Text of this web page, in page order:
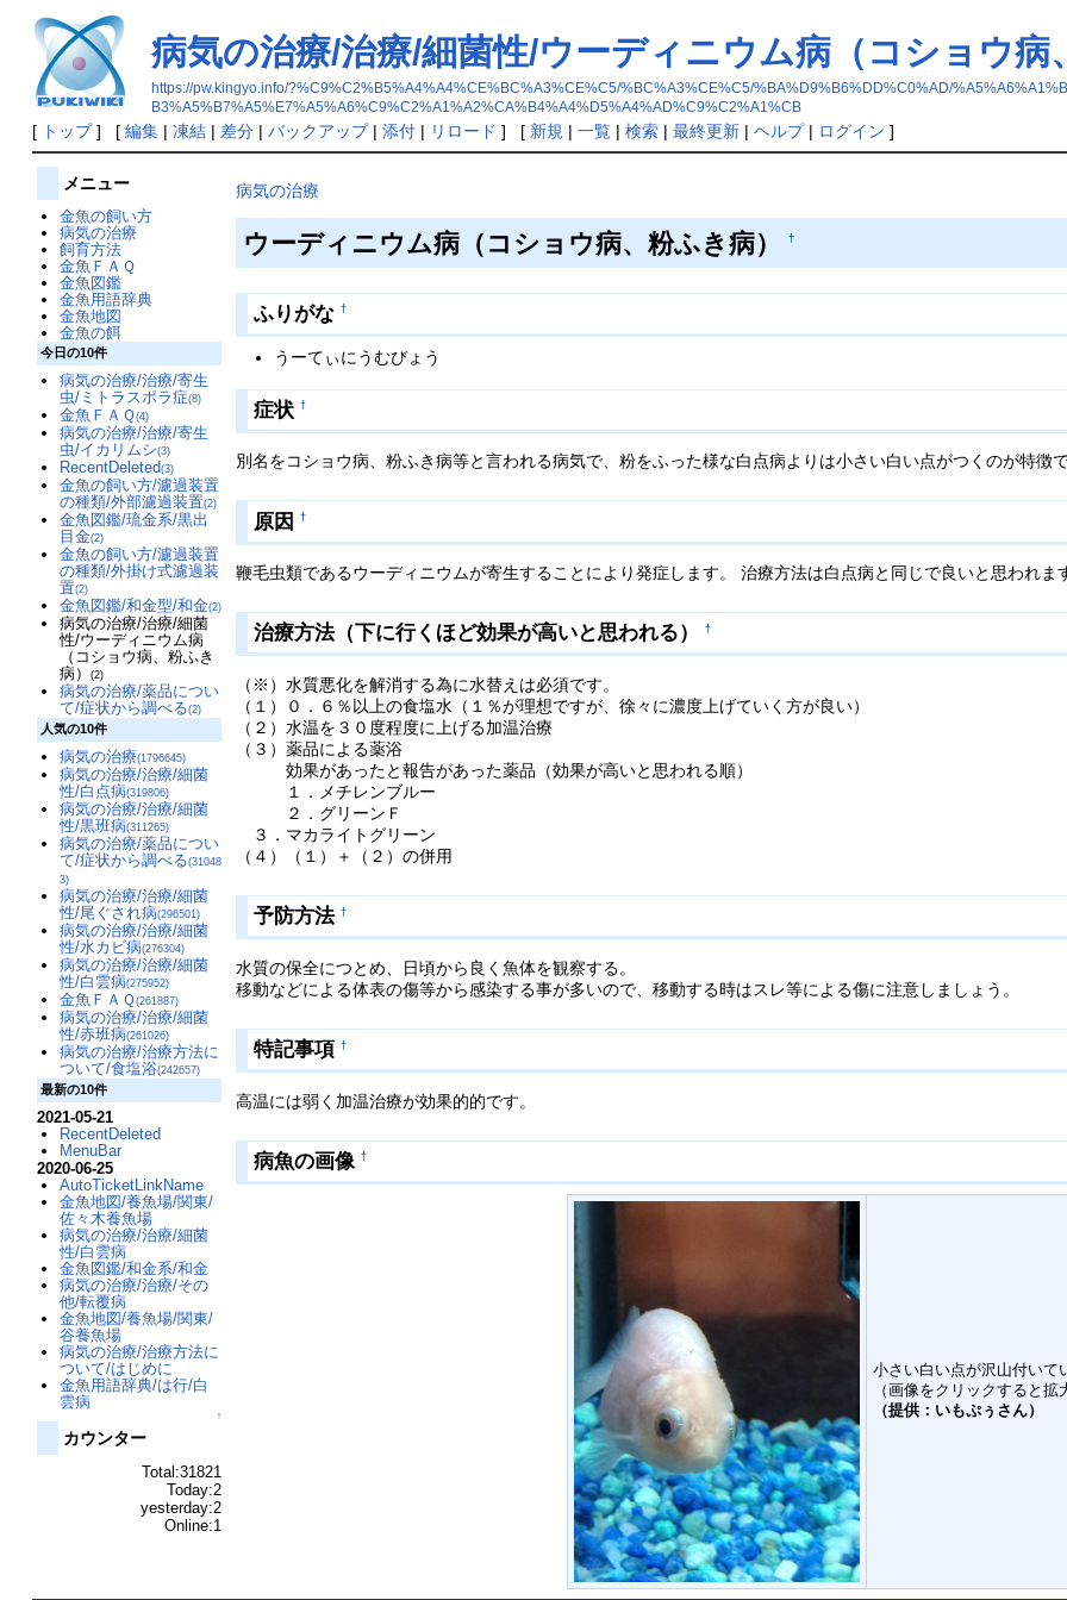
病気の治療/治療/細菌性/ウーディニウム病（コショウ病
https://pw.kingyo.info/?%C9%C2%B5%A4%A4%CE%BC%A3%CE%C5/%BC%A3%CE%C5/%BA%D9%B6%DD%C0%AD/
B3%A5%B7%A5%E7%A5%A6%C9%C2%A1%A2%CA%B4%A4%D5%A4%AD%C9%C2%A1%CB
[ トップ] [ 編集| 凍結| 差分| バックアップ| 添付| リロード ] [ 新規 | 一覧| 検索| 最終更新| ヘルプ| ログイン ]
病気の治療
ウーディニウム病（コショウ病、粉ふき病）†
ふりがな †
うーてぃにうむびょう
症状 †
別名をコショウ病、粉ふき病等と言われる病気で、粉をふった様な白点病よりは小さい白い点がつくのが特徴で
原因 †
鞭毛虫類であるウーディニウムが寄生することにより発症します。 治療方法は白点病と同じで良いと思われま
治療方法（下に行くほど効果が高いと思われる） †
（※）水質悪化を解消する為に水替えは必須です。
（１）０．６％以上の食塩水（１％が理想ですが、徐々に濃度上げていく方が良い）
（２）水温を３０度程度に上げる加温治療
（３）薬品による薬浴
効果があったと報告があった薬品（効果が高いと思われる順）
１．メチレンブルー
２．グリーンＦ
３．マカライトグリーン
（４）（１）＋（２）の併用
予防方法 †
水質の保全につとめ、日頃から良く魚体を観察する。
移動などによる体表の傷等から感染する事が多いので、移動する時はスレ等による傷に注意しましょう。
特記事項 †
高温には弱く加温治療が効果的的です。
病魚の画像 †
小さい白い点が沢山付いて
（画像をクリックすると拡
（提供：いもぷぅさん）
メニュー
金魚の飼い方
病気の治療
飼育方法
金魚ＦＡＱ
金魚図鑑
金魚用語辞典
金魚地図
金魚の餌
今日の10件
病気の治療/治療/寄生
虫/ミトラスポラ症(8)
金魚ＦＡＱ(4)
病気の治療/治療/寄生
虫/イカリムシ(3)
RecentDeleted(3)
金魚の飼い方/濾過装置
の種類/外部濾過装置(2)
金魚図鑑/琉金系/黒出
目金(2)
金魚の飼い方/濾過装置
の種類/外掛け式濾過装
置(2)
金魚図鑑/和金型/和金(2)
病気の治療/治療/細菌
性/ウーディニウム病
（コショウ病、粉ふき
病）(2)
病気の治療/薬品につい
て/症状から調べる(2)
人気の10件
病気の治療(1796645)
病気の治療/治療/細菌
性/白点病(319806)
病気の治療/治療/細菌
性/黒班病(311265)
病気の治療/薬品につい
て/症状から調べる(31048
3)
病気の治療/治療/細菌
性/尾ぐされ病(296501)
病気の治療/治療/細菌
性/水カビ病(276304)
病気の治療/治療/細菌
性/白雲病(275952)
金魚ＦＡＱ(261887)
病気の治療/治療/細菌
性/赤班病(261026)
病気の治療/治療方法に
ついて/食塩浴(242657)
最新の10件
2021-05-21
RecentDeleted
MenuBar
2020-06-25
AutoTicketLinkName
金魚地図/養魚場/関東/
佐々木養魚場
病気の治療/治療/細菌
性/白雲病
金魚図鑑/和金系/和金
病気の治療/治療/その
他/転覆病
金魚地図/養魚場/関東/
谷養魚場
病気の治療/治療方法に
ついて/はじめに
金魚用語辞典/は行/白
雲病
↑
カウンター
Total:31821
Today:2
yesterday:2
Online:1